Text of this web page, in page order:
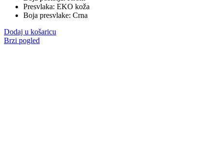
Presvlaka: EKO koža
Boja presvlake: Crna
Dodaj u košaricu
Brzi pogled